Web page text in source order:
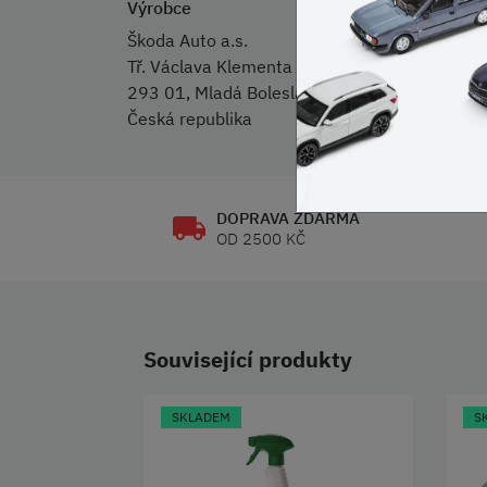
Výrobce
Škoda Auto a.s.
Tř. Václava Klementa 869
293 01, Mladá Boleslav
Česká republika
DOPRAVA ZDARMA
OD 2500 KČ
Související produkty
SKLADEM